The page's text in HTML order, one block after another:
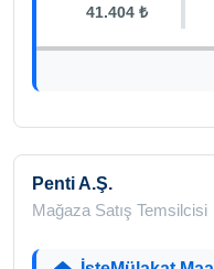
41.404 ₺
Penti A.Ş.
Mağaza Satış Temsilcisi